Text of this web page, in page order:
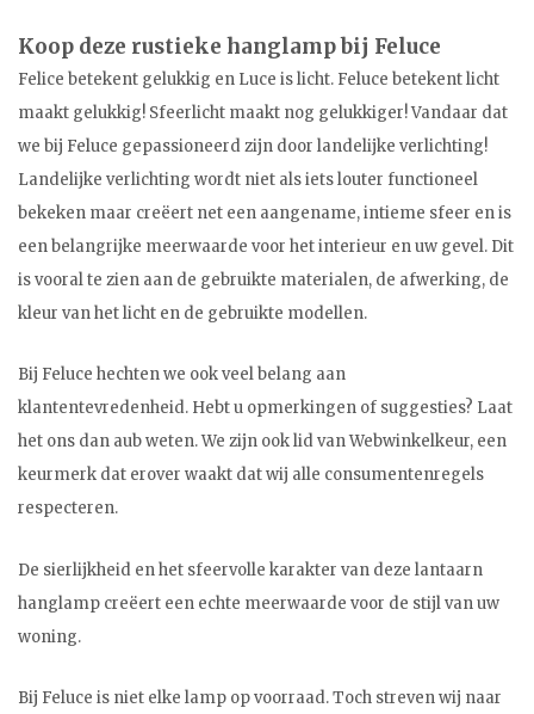
Koop deze rustieke hanglamp bij Feluce
Felice betekent gelukkig en Luce is licht. Feluce betekent licht
maakt gelukkig! Sfeerlicht maakt nog gelukkiger! Vandaar dat
we bij Feluce gepassioneerd zijn door landelijke verlichting!
Landelijke verlichting wordt niet als iets louter functioneel
bekeken maar creëert net een aangename, intieme sfeer en is
een belangrijke meerwaarde voor het interieur en uw gevel. Dit
is vooral te zien aan de gebruikte materialen, de afwerking, de
kleur van het licht en de gebruikte modellen.
Bij Feluce hechten we ook veel belang aan
klantentevredenheid. Hebt u opmerkingen of suggesties? Laat
het ons dan aub weten. We zijn ook lid van Webwinkelkeur, een
keurmerk dat erover waakt dat wij alle consumentenregels
respecteren.
De sierlijkheid en het sfeervolle karakter van deze lantaarn
hanglamp creëert een echte meerwaarde voor de stijl van uw
woning.
Bij Feluce is niet elke lamp op voorraad. Toch streven wij naar